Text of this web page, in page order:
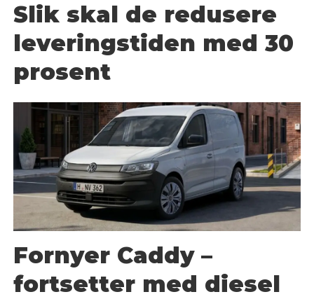
Slik skal de redusere
leveringstiden med 30
prosent
Fornyer Caddy –
fortsetter med diesel